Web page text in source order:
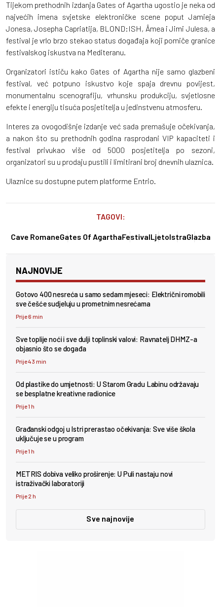
Tijekom prethodnih izdanja Gates of Agartha ugostio je neka od
najvećih imena svjetske elektroničke scene poput Jamieja
Jonesa, Josepha Capriatija, BLOND:ISH, Âmea i Jimi Julesa, a
festival je vrlo brzo stekao status događaja koji pomiče granice
festivalskog iskustva na Mediteranu.
Organizatori ističu kako Gates of Agartha nije samo glazbeni
festival, već potpuno iskustvo koje spaja drevnu povijest,
monumentalnu scenografiju, vrhunsku produkciju, svjetlosne
efekte i energiju tisuća posjetitelja u jedinstvenu atmosferu.
Interes za ovogodišnje izdanje već sada premašuje očekivanja,
a nakon što su prethodnih godina rasprodani VIP kapaciteti i
festival privukao više od 5000 posjetitelja po sezoni,
organizatori su u prodaju pustili i limitirani broj dnevnih ulaznica.
Ulaznice su dostupne putem platforme Entrio.
TAGOVI:
Cave RomaneGates Of AgarthaFestivalLjetoIstraGlazba
NAJNOVIJE
Gotovo 400 nesreća u samo sedam mjeseci: Električni romobili
sve češće sudjeluju u prometnim nesrećama
Prije 6 min
Sve toplije noći i sve dulji toplinski valovi: Ravnatelj DHMZ-a
objasnio što se događa
Prije 43 min
Od plastike do umjetnosti: U Starom Gradu Labinu održavaju
se besplatne kreativne radionice
Prije 1 h
Građanski odgoj u Istri prerastao očekivanja: Sve više škola
uključuje se u program
Prije 1 h
METRIS dobiva veliko proširenje: U Puli nastaju novi
istraživački laboratoriji
Prije 2 h
Sve najnovije